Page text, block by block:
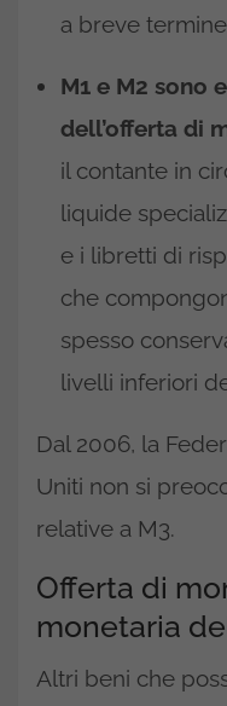
a breve
M1 e M2 sono
dell’offerta di
il contante in
liquide
e i libretti di
che
spesso
livelli inferiori
Dal 2006, la
Uniti non si
relative a M3.
Offerta di
monetaria
Altri beni che